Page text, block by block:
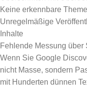
Keine erkennbare
Unregelmäßige
Inhalte
Fehlende Messung
Wenn Sie Google
nicht Masse, sondern
mit Hunderten dünnen